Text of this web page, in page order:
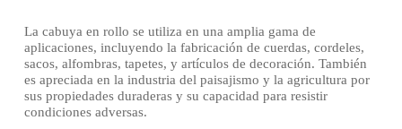
La cabuya en rollo se utiliza en una amplia gama de
aplicaciones, incluyendo la fabricación de cuerdas, cordeles,
sacos, alfombras, tapetes, y artículos de decoración. También
es apreciada en la industria del paisajismo y la agricultura por
sus propiedades duraderas y su capacidad para resistir
condiciones adversas.